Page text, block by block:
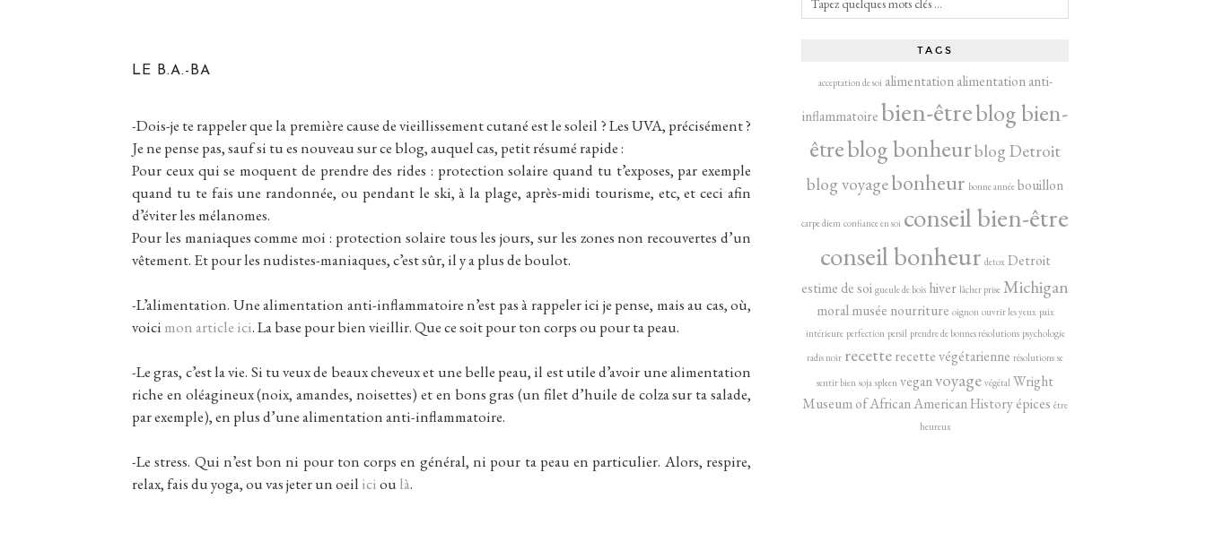
LE B.A.-BA
-Dois-je te rappeler que la première cause de vieillissement cutané est le soleil ? Les UVA, précisément ?
Je ne pense pas, sauf si tu es nouveau sur ce blog, auquel cas, petit résumé rapide :
Pour ceux qui se moquent de prendre des rides : protection solaire quand tu t’exposes, par exemple
quand tu te fais une randonnée, ou pendant le ski, à la plage, après-midi tourisme, etc, et ceci afin
d’éviter les mélanomes.
Pour les maniaques comme moi : protection solaire tous les jours, sur les zones non recouvertes d’un
vêtement. Et pour les nudistes-maniaques, c’est sûr, il y a plus de boulot.
-L’alimentation. Une alimentation anti-inflammatoire n’est pas à rappeler ici je pense, mais au cas, où,
voici mon article ici. La base pour bien vieillir. Que ce soit pour ton corps ou pour ta peau.
-Le gras, c’est la vie. Si tu veux de beaux cheveux et une belle peau, il est utile d’avoir une alimentation
riche en oléagineux (noix, amandes, noisettes) et en bons gras (un filet d’huile de colza sur ta salade,
par exemple), en plus d’une alimentation anti-inflammatoire.
-Le stress. Qui n’est bon ni pour ton corps en général, ni pour ta peau en particulier. Alors, respire,
relax, fais du yoga, ou vas jeter un oeil icioulà.
TAGS
acceptation de soi alimentation alimentation anti-
inflammatoirebien-êtreblog bien-
êtreblog bonheurblog Detroit
blog voyagebonheur bonne année bouillon
carpe diem confiance en soi conseil bien-être
conseil bonheur detox Detroit
estime de soi gueule de bois hiver lâcher prise Michigan
moral musée nourriture oignon ouvrir les yeux paix
intérieure perfection persil prendre de bonnes résolutions psychologie
radis noir recetterecette végétarienne résolutions se
sentir bien soja spleen veganvoyage végétal Wright
Museum of African American Historyépices être
heureux